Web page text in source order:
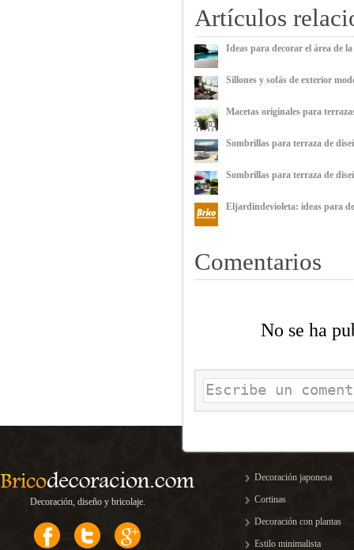
Artículos
Ideas para decorar el área de
Sillones y sofás de exterior
Macetas originales para
Sombrillas para terraza de
Sombrillas para terraza de
Eljardindevioleta: ideas para
Comentarios
No se ha
Decoración, diseño y bricolaje.
Decoración japonesa
Cortinas
Decoración con plantas
Estilo minimalista